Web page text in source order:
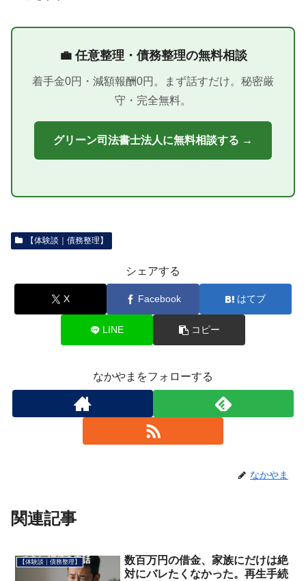
💼 任意整理・債務整理の無料相談
着手金0円・減額報酬0円。まず話すだけ。秘密厳
守・完全無料。
グリーン司法書士法人に無料相談する →
【体験談｜債務整理】
シェアする
X Facebook はてブ
LINE コピー
なかやまをフォローする
なかやま
関連記事
【体験談｜債務整理】
数百万円の借金、家族にだけは絶
対にバレたくなかった。再生手続